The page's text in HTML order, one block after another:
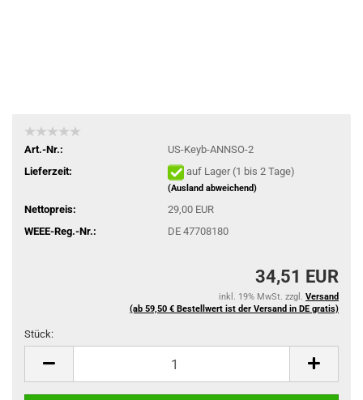
Art.-Nr.:
US-Keyb-ANNSO-2
Lieferzeit:
auf Lager (1 bis 2 Tage)
(Ausland abweichend)
Nettopreis:
29,00 EUR
WEEE-Reg.-Nr.:
DE 47708180
34,51 EUR
inkl. 19% MwSt. zzgl. Versand
(ab 59,50 € Bestellwert ist der Versand in DE gratis)
Stück: